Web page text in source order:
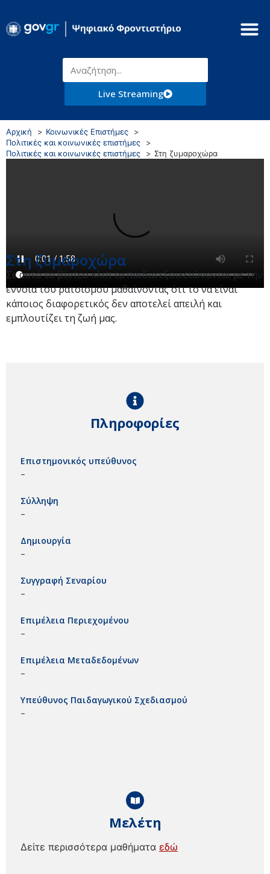
Live Streaming
Αρχική
Κοινωνικές Επιστήμες
Πολιτικές και κοινωνικές επιστήμες
Πολιτικές και κοινωνικές επιστήμες
Στη ζυμαροχώρα
Στη ζυμαροχώρα
Σε αυτό το βίντεο κλιπ τα παιδιά εξοικειώνονται με την
έννοια του ρατσισμού μαθαίνοντας ότι το να είναι
κάποιος διαφορετικός δεν αποτελεί απειλή και
εμπλουτίζει τη ζωή μας.
Μελέτη
Δείτε περισσότερα μαθήματα εδώ
Πληροφορίες
Επιστημονικός υπεύθυνος
–
Σύλληψη
–
Δημιουργία
–
Συγγραφή Σεναρίου
–
Επιμέλεια Περιεχομένου
–
Επιμέλεια Μεταδεδομένων
–
Υπεύθυνος Παιδαγωγικού Σχεδιασμού
–